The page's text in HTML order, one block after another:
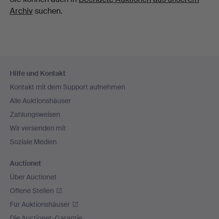
Archivsuchen.
Navigation
Hilfe und Kontakt
Kontakt mit dem Support aufnehmen
Alle Auktionshäuser
Zahlungsweisen
Wir versenden mit
Soziale Medien
Auctionet
Über Auctionet
Offene Stellen
Für Auktionshäuser